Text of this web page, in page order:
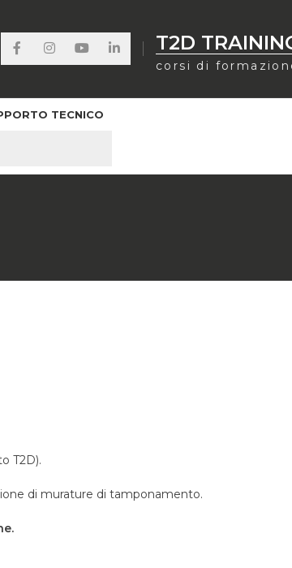
T2D
corsi di
TECNICO
T2D).
di murature di tamponamento.